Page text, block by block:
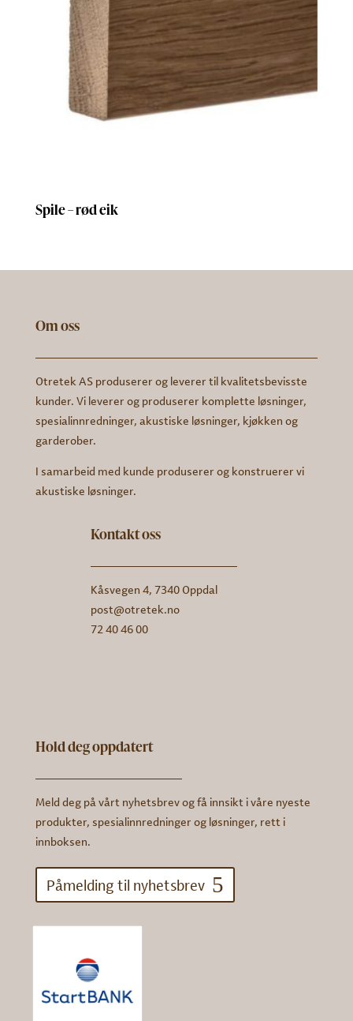
Spile – rød eik
Om oss
Otretek AS produserer og leverer til kvalitetsbevisste
kunder. Vi leverer og produserer komplette løsninger,
spesialinnredninger, akustiske løsninger, kjøkken og
garderober.
I samarbeid med kunde produserer og konstruerer vi
akustiske løsninger.
Kontakt oss
Kåsvegen 4, 7340 Oppdal
post@otretek.no
72 40 46 00
Hold deg oppdatert
Meld deg på vårt nyhetsbrev og få innsikt i våre nyeste
produkter, spesialinnredninger og løsninger, rett i
innboksen.
Påmelding til nyhetsbrev